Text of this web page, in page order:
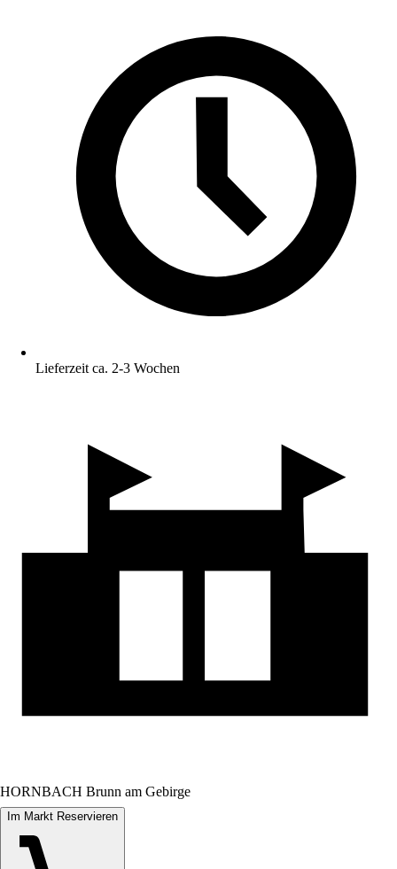
Lieferzeit ca. 2-3 Wochen
HORNBACH Brunn am Gebirge
Im Markt Reservieren